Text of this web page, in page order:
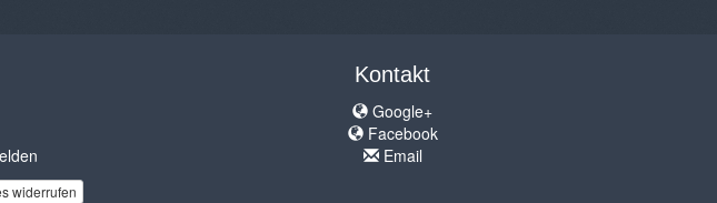
Kontakt
Google+
Facebook
Email
widerrufen